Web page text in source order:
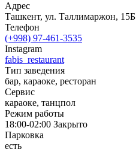
Адрес
Ташкент, ул. Таллимаржон, 15Б
Телефон
(+998) 97-461-3535
Instagram
fabis_restaurant
Тип заведения
бар, караоке, ресторан
Сервис
караоке, танцпол
Режим работы
18:00-02:00 Закрыто
Парковка
есть